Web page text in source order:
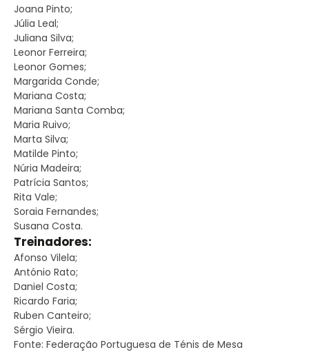
Joana Pinto;
Júlia Leal;
Juliana Silva;
Leonor Ferreira;
Leonor Gomes;
Margarida Conde;
Mariana Costa;
Mariana Santa Comba;
Maria Ruivo;
Marta Silva;
Matilde Pinto;
Núria Madeira;
Patrícia Santos;
Rita Vale;
Soraia Fernandes;
Susana Costa.
Treinadores:
Afonso Vilela;
António Rato;
Daniel Costa;
Ricardo Faria;
Ruben Canteiro;
Sérgio Vieira.
Fonte: Federação Portuguesa de Ténis de Mesa